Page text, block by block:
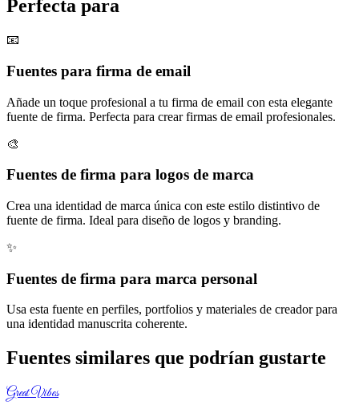
Perfecta para
📧
Fuentes para firma de email
Añade un toque profesional a tu firma de email con esta elegante
fuente de firma. Perfecta para crear firmas de email profesionales.
🎨
Fuentes de firma para logos de marca
Crea una identidad de marca única con este estilo distintivo de
fuente de firma. Ideal para diseño de logos y branding.
✨
Fuentes de firma para marca personal
Usa esta fuente en perfiles, portfolios y materiales de creador para
una identidad manuscrita coherente.
Fuentes similares que podrían gustarte
Great Vibes